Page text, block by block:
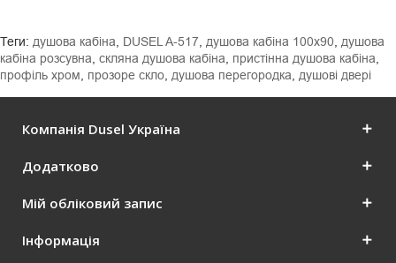
Теги: душова кабіна, DUSEL A-517, душова кабіна 100x90, душова
кабіна розсувна, скляна душова кабіна, пристінна душова кабіна,
профіль хром, прозоре скло, душова перегородка, душові двері
Компанія Dusel Україна
Додатково
Мій обліковий запис
Інформація